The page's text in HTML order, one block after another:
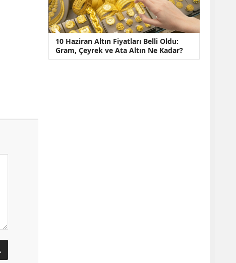
10 Haziran Altın Fiyatları Belli Oldu:
Gram, Çeyrek ve Ata Altın Ne Kadar?